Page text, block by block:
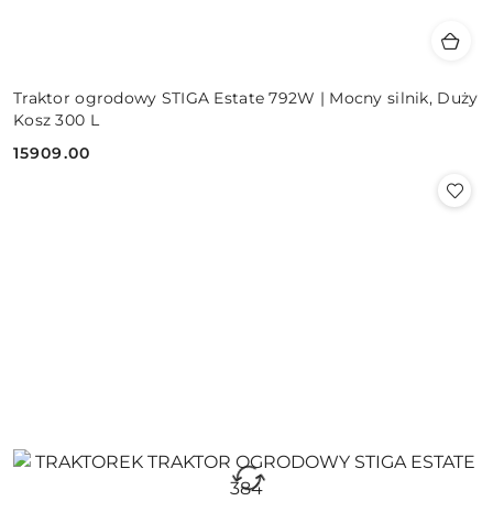
Traktor ogrodowy STIGA Estate 792W | Mocny silnik, Duży
Kosz 300 L
Cena:
15909.00